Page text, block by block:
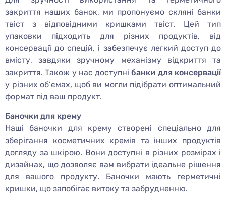
закриття наших банок, ми пропонуємо скляні банки
твіст з відповідними кришками твіст. Цей тип
упаковки підходить для різних продуктів, від
консервації до спецій, і забезпечує легкий доступ до
вмісту, завдяки зручному механізму відкриття та
закриття. Також у нас доступнібанки для консервації
у різних об’ємах, щоб ви могли підібрати оптимальний
формат під ваш продукт.
Баночки для крему
Наші баночки для крему створені спеціально для
зберігання косметичних кремів та інших продуктів
догляду за шкірою. Вони доступні в різних розмірах і
дизайнах, що дозволяє вам вибрати ідеальне рішення
для вашого продукту. Баночки мають герметичні
кришки, що запобігає витоку та забрудненню.